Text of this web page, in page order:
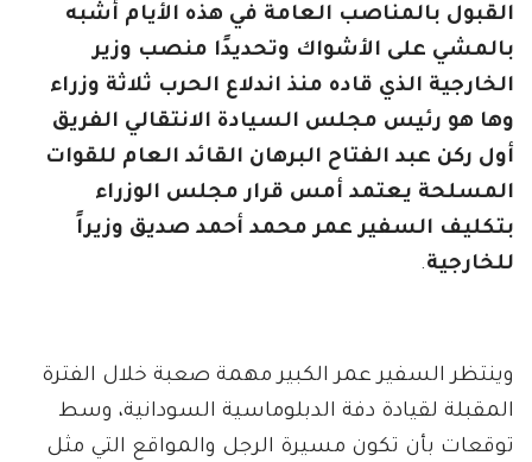
القبول بالمناصب العامة في هذه الأيام أشبه
بالمشي على الأشواك وتحديدًا منصب وزير
الخارجية الذي قاده منذ اندلاع الحرب ثلاثة وزراء
وها هو رئيس مجلس السيادة الانتقالي الفريق
أول ركن عبد الفتاح البرهان القائد العام للقوات
المسلحة يعتمد أمس قرار مجلس الوزراء
بتكليف السفير عمر محمد أحمد صديق وزيراً
للخارجية.
وينتظر السفير عمر الكبير مهمة صعبة خلال الفترة
المقبلة لقيادة دفة الدبلوماسية السودانية، وسط
توقعات بأن تكون مسيرة الرجل والمواقع التي مثل